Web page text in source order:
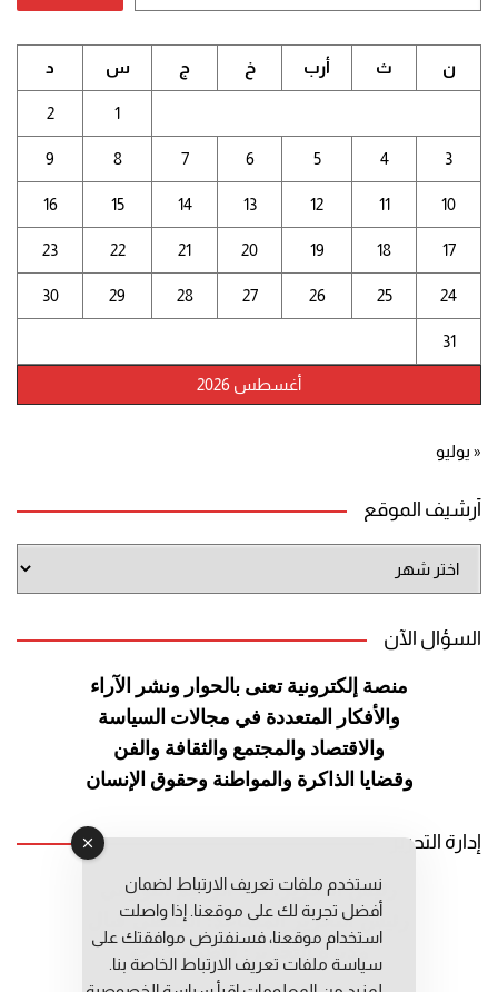
أغسطس 2026
ن ث أرب خ ج س د
1
2
3
4
5
6
7
8
9
10
11
12
13
14
15
16
17
18
19
20
21
22
23
24
25
26
27
28
29
30
31
« يوليو
أرشيف الموقع
الموقع
السؤال الآن
منصة إلكترونية تعنى بالحوار ونشر الآراء
والأفكار المتعددة في مجالات السياسة
والاقتصاد والمجتمع والثقافة والفن
وقضايا الذاكرة والمواطنة وحقوق الإنسان
إدارة التحرير
رئيس التحرير: عبد الرحيم التوراني
رئيس التحرير المساعد: المعطي قبال
مديرة التحرير: فاطمة حوحو
نستخدم ملفات تعريف الارتباط لضمان
أفضل تجربة لك على موقعنا. إذا واصلت
استخدام موقعنا، فسنفترض موافقتك على
سياسة ملفات تعريف الارتباط الخاصة بنا.